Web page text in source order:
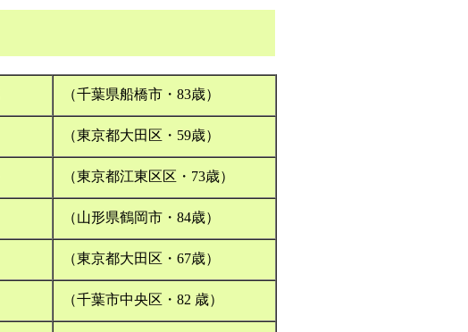
（千葉県船橋市・83歳）
（東京都大田区・59歳）
（東京都江東区区・73歳）
（山形県鶴岡市・84歳）
（東京都大田区・67歳）
（千葉市中央区・82 歳）